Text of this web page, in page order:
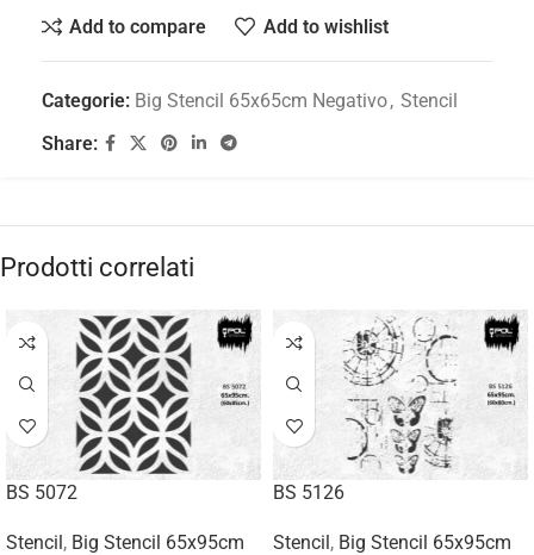
Add to compare Add to wishlist
Categorie: Big Stencil 65x65cm Negativo, Stencil
Share:
Prodotti correlati
BS 5072
Stencil, Big Stencil 65x95cm
BS 5126
Stencil, Big Stencil 65x95cm